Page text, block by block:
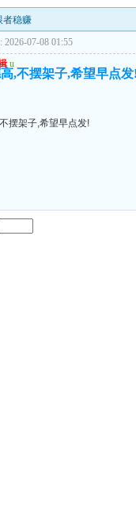
者稳赚
2026-07-08 01:55
u
,不摆架子,希望早点
摆架子,希望早点发!